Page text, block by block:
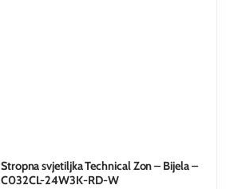
Stropna svjetiljka Technical Zon – Bijela –
C032CL-24W3K-RD-W